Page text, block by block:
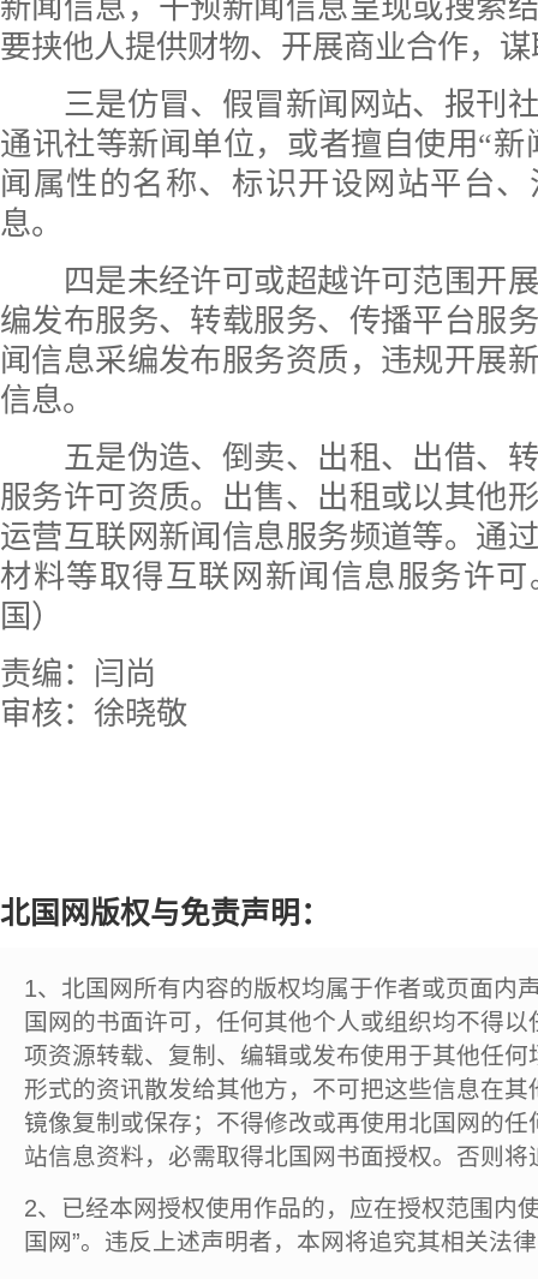
新闻信息，干预新闻信息呈现或搜索
要挟他人提供财物、开展商业合作，
三是仿冒、假冒新闻网站、报刊社
通讯社等新闻单位，或者擅自使用“新
闻属性的名称、标识开设网站平台
息。
四是未经许可或超越许可范围开展
编发布服务、转载服务、传播平台服
闻信息采编发布服务资质，违规开展
信息。
五是伪造、倒卖、出租、出借、转
服务许可资质。出售、出租或以其他
运营互联网新闻信息服务频道等。通
材料等取得互联网新闻信息服务许
国）
责编：闫尚
审核：徐晓敬
北国网版权与免责声明：
1、北国网所有内容的版权均属于作者或页面内
国网的书面许可，任何其他个人或组织均不得
项资源转载、复制、编辑或发布使用于其他任
形式的资讯散发给其他方，不可把这些信息在
镜像复制或保存；不得修改或再使用北国网的
站信息资料，必需取得北国网书面授权。否则将
2、已经本网授权使用作品的，应在授权范围内
国网”。违反上述声明者，本网将追究其相关法